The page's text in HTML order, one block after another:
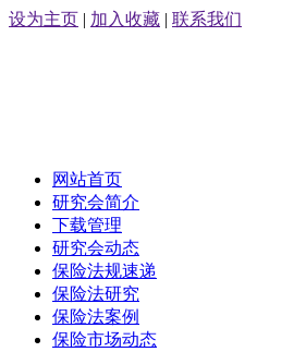
设为主页 | 加入收藏 | 联系我们
网站首页
研究会简介
下载管理
研究会动态
保险法规速递
保险法研究
保险法案例
保险市场动态